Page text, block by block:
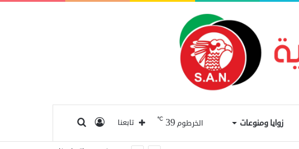
زوايا ومنوعات بحثتسجيل تابعنا الخرطوم39
℃